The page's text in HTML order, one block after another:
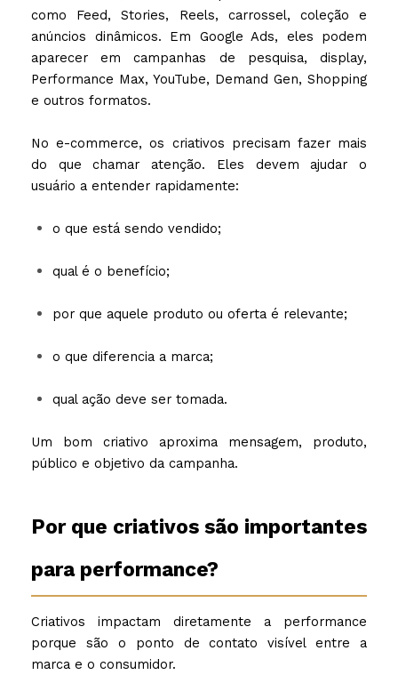
como Feed, Stories, Reels, carrossel, coleção e
anúncios dinâmicos. Em Google Ads, eles podem
aparecer em campanhas de pesquisa, display,
Performance Max, YouTube, Demand Gen, Shopping
e outros formatos.
No e-commerce, os criativos precisam fazer mais
do que chamar atenção. Eles devem ajudar o
usuário a entender rapidamente:
o que está sendo vendido;
qual é o benefício;
por que aquele produto ou oferta é relevante;
o que diferencia a marca;
qual ação deve ser tomada.
Um bom criativo aproxima mensagem, produto,
público e objetivo da campanha.
Por que criativos são importantes
para performance?
Criativos impactam diretamente a performance
porque são o ponto de contato visível entre a
marca e o consumidor.